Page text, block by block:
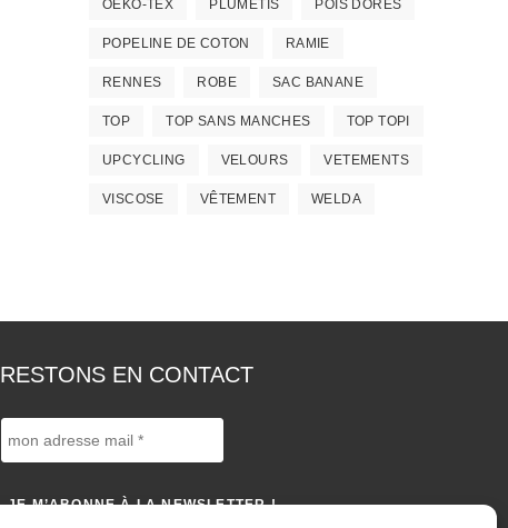
OEKO-TEX PLUMETIS POIS DORÉS
POPELINE DE COTON RAMIE
RENNES ROBE SAC BANANE
TOP TOP SANS MANCHES TOP TOPI
UPCYCLING VELOURS VETEMENTS
VISCOSE VÊTEMENT WELDA
RESTONS EN CONTACT